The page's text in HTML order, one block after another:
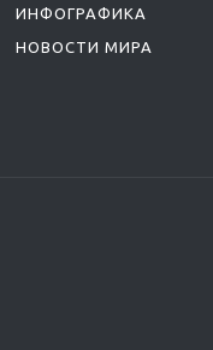
ИНФОГРАФИКА
НОВОСТИ МИРА